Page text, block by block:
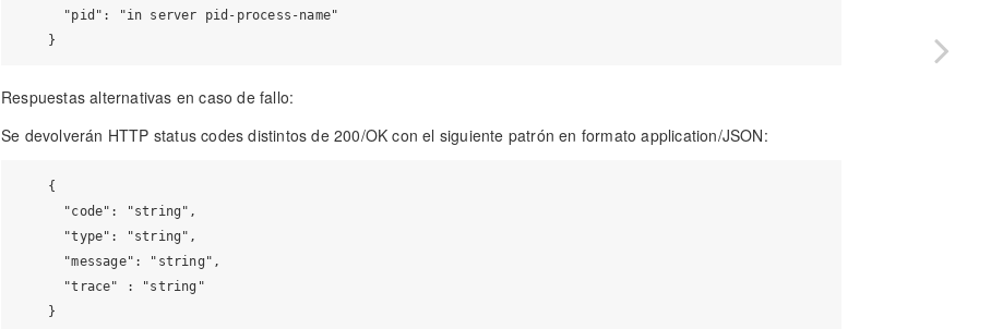
      "pid": "in server pid-process-name"
Respuestas alternativas en caso de fallo:
Se devolverán HTTP status codes distintos de 200/OK con el siguiente patrón en formato application/JSON:
    {
      "code": "string",
      "type": "string",
      "message": "string",
      "trace" : "string"